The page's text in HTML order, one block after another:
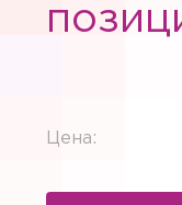
Цена: